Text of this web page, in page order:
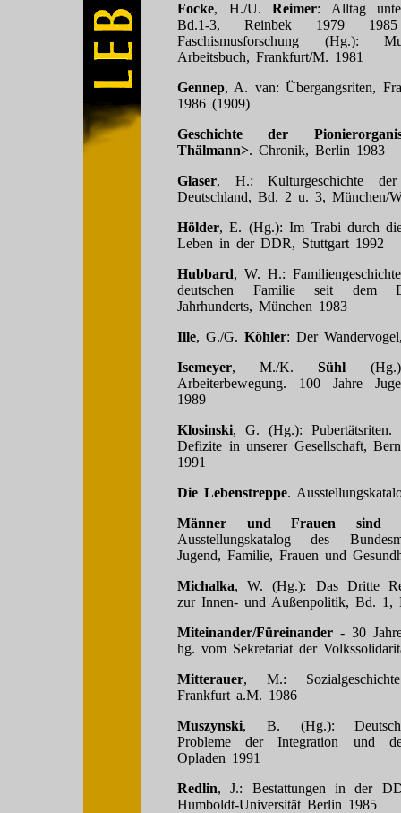
Focke, H./U.Reimer: Alltag
Bd.1-3, Reinbek 1979 1985
Faschismusforschung (Hg.):
Arbeitsbuch, Frankfurt/M. 1981
Gennep, A. van: Übergangsriten,
1986 (1909)
Geschichte der
Thälmann>. Chronik, Berlin 1983
Glaser, H.: Kulturgeschichte der
Deutschland, Bd. 2 u. 3, München/
Hölder, E. (Hg.): Im Trabi durch
Leben in der DDR, Stuttgart 1992
Hubbard, W. H.:
deutschen Familie seit dem
Jahrhunderts, München 1983
Ille, G./G. Köhler: Der
Isemeyer, M./K.Sühl
Arbeiterbewegung. 100 Jahre
1989
Klosinski, G. (Hg.): Pubertätsriten.
Defizite in unserer Gesellschaft,
1991
Die Lebenstreppe.
Männer und Frauen sind
Ausstellungskatalog des
Jugend, Familie, Frauen und
Michalka, W. (Hg.): Das Dritte
zur Innen- und Außenpolitik, Bd. 1,
Miteinander/Füreinander - 30
hg. vom Sekretariat der
Mitterauer, M.:
Frankfurt a.M. 1986
Muszynski, B. (Hg.):
Probleme der Integration und
Opladen 1991
Redlin, J.: Bestattungen in der
Humboldt-Universität Berlin 1985